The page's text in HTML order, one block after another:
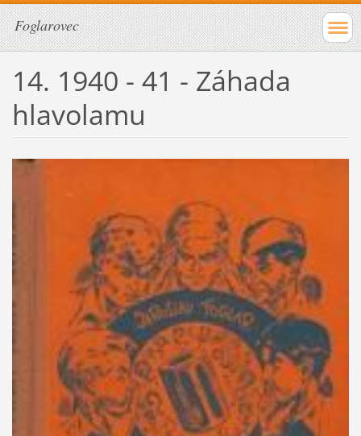
Foglarovec
14. 1940 - 41 - Záhada
hlavolamu